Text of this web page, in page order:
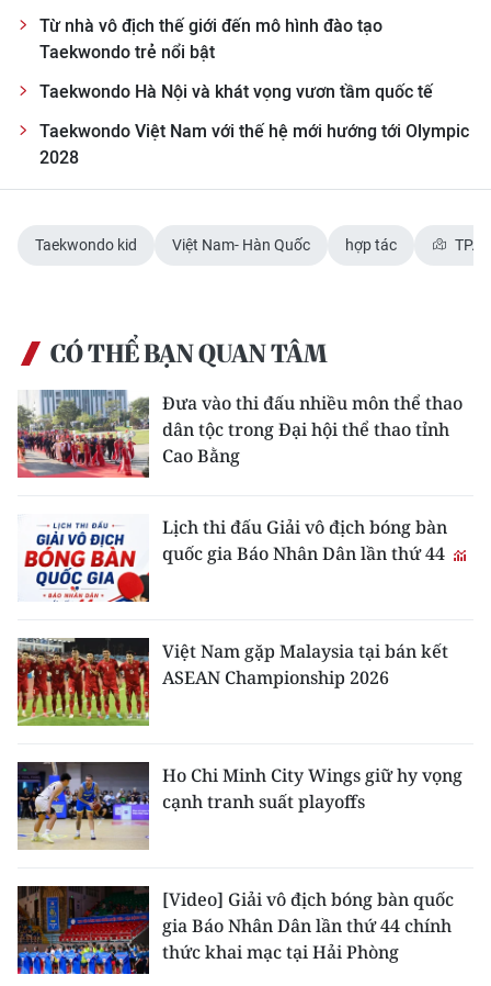
Từ nhà vô địch thế giới đến mô hình đào tạo
Taekwondo trẻ nổi bật
Taekwondo Hà Nội và khát vọng vươn tầm quốc tế
Taekwondo Việt Nam với thế hệ mới hướng tới Olympic
2028
Taekwondo kid Việt Nam- Hàn Quốc hợp tác TP.
CÓ THỂ BẠN QUAN TÂM
Đưa vào thi đấu nhiều môn thể thao
dân tộc trong Đại hội thể thao tỉnh
Cao Bằng
Lịch thi đấu Giải vô địch bóng bàn
quốc gia Báo Nhân Dân lần thứ 44
Việt Nam gặp Malaysia tại bán kết
ASEAN Championship 2026
Ho Chi Minh City Wings giữ hy vọng
cạnh tranh suất playoffs
[Video] Giải vô địch bóng bàn quốc
gia Báo Nhân Dân lần thứ 44 chính
thức khai mạc tại Hải Phòng